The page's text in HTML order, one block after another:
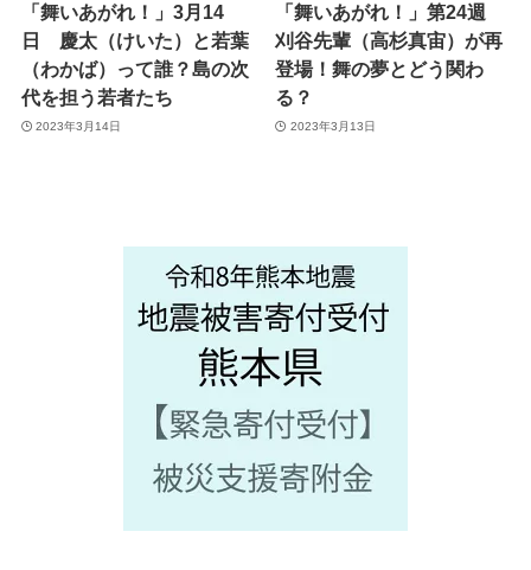
「舞いあがれ！」3月14
日 慶太（けいた）と若葉
（わかば）って誰？島の次
代を担う若者たち
2023年3月14日
「舞いあがれ！」第24週
刈谷先輩（高杉真宙）が再
登場！舞の夢とどう関わ
る？
2023年3月13日